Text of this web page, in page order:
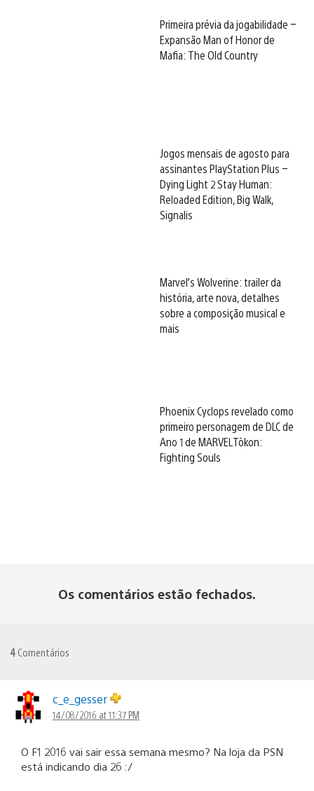
Primeira prévia da jogabilidade –
Expansão Man of Honor de
Mafia: The Old Country
Jogos mensais de agosto para
assinantes PlayStation Plus –
Dying Light 2 Stay Human:
Reloaded Edition, Big Walk,
Signalis
Marvel’s Wolverine: trailer da
história, arte nova, detalhes
sobre a composição musical e
mais
Phoenix Cyclops revelado como
primeiro personagem de DLC de
Ano 1 de MARVEL Tōkon:
Fighting Souls
Os comentários estão fechados.
4 Comentários
c_e_gesser
14/08/2016 at 11:37 PM
O F1 2016 vai sair essa semana mesmo? Na loja da PSN
está indicando dia 26 :/